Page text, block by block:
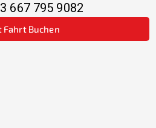
667 795 9082
Fahrt Buchen